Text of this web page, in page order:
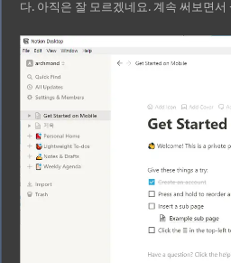
다. 아직은 잘 모르겠네요. 계속 써보면